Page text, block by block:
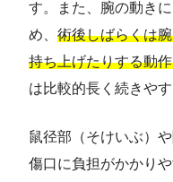
す。また、腕の動き
め、 術後しばらくは
持ち上げたりする動
は比較的長く続きや
鼠径部（そけいぶ）
傷口に負担がかかり